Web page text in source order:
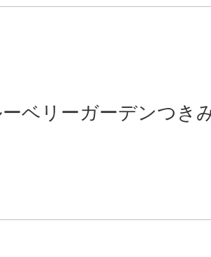
ーベリーガーデンつき